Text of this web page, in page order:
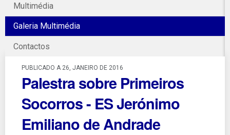
Multimédia
Galeria Multimédia
Contactos
PUBLICADO A 26, JANEIRO DE 2016
Palestra sobre Primeiros
Socorros - ES Jerónimo
Emiliano de Andrade